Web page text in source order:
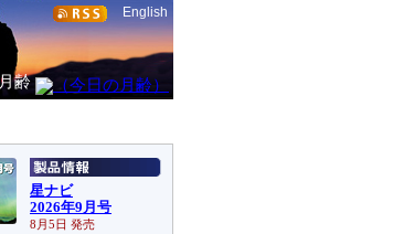
English
月齢
星ナビ
2026年9月号
8月5日 発売